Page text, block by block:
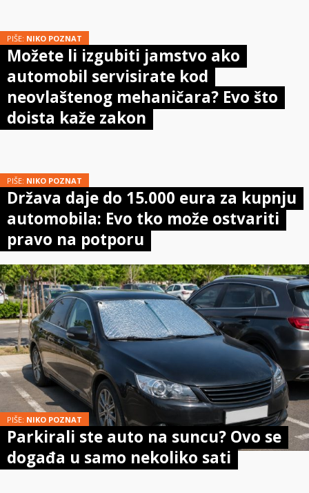
PIŠE: NIKO POZNAT
Možete li izgubiti jamstvo ako
automobil servisirate kod
neovlaštenog mehaničara? Evo što
doista kaže zakon
PIŠE: NIKO POZNAT
Država daje do 15.000 eura za kupnju
automobila: Evo tko može ostvariti
pravo na potporu
PIŠE: NIKO POZNAT
Parkirali ste auto na suncu? Ovo se
događa u samo nekoliko sati